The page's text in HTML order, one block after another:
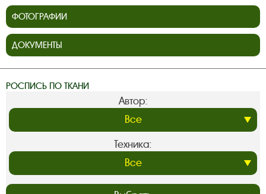
ФОТОГРАФИИ
ДОКУМЕНТЫ
РОСПИСЬ ПО ТКАНИ
Автор:
Техника: